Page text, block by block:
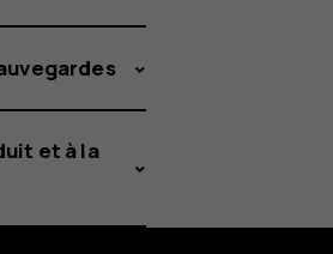
et à la